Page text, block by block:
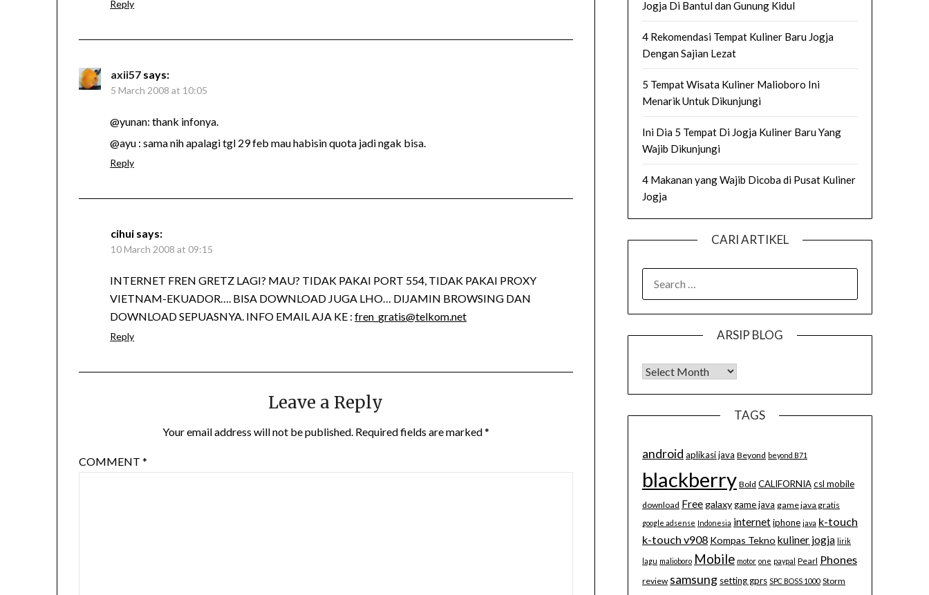
Reply
axii57 says:
5 March 2008 at 10:05
@yunan: thank infonya.
@ayu : sama nih apalagi tgl 29 feb mau habisin quota jadi ngak bisa.
Reply
cihui says:
10 March 2008 at 09:15
INTERNET FREN GRETZ LAGI? MAU? TIDAK PAKAI PORT 554, TIDAK PAKAI PROXY
VIETNAM-EKUADOR…. BISA DOWNLOAD JUGA LHO… DIJAMIN BROWSING DAN
DOWNLOAD SEPUASNYA. INFO EMAIL AJA KE :fren_gratis@telkom.net
Reply
Leave a Reply
Your email address will not be published. Required fields are marked*
COMMENT*
Jogja Di Bantul dan Gunung Kidul
4 Rekomendasi Tempat Kuliner Baru Jogja
Dengan Sajian Lezat
5 Tempat Wisata Kuliner Malioboro Ini
Menarik Untuk Dikunjungi
Ini Dia 5 Tempat Di Jogja Kuliner Baru Yang
Wajib Dikunjungi
4 Makanan yang Wajib Dicoba di Pusat Kuliner
Jogja
CARI ARTIKEL
FOR:
ARSIP BLOG
Arsip Blog
TAGS
android aplikasi java Beyond beyond B71
blackberry Bold CALIFORNIAcsl mobile
download Freegalaxygame java game java gratis
google adsense Indonesia internetiphone java k-touch
k-touch v908 Kompas Tekno kuliner jogja lirik
lagu malioboro Mobile motor one paypal Pearl Phones
review samsung setting gprs SPC BOSS 1000 Storm